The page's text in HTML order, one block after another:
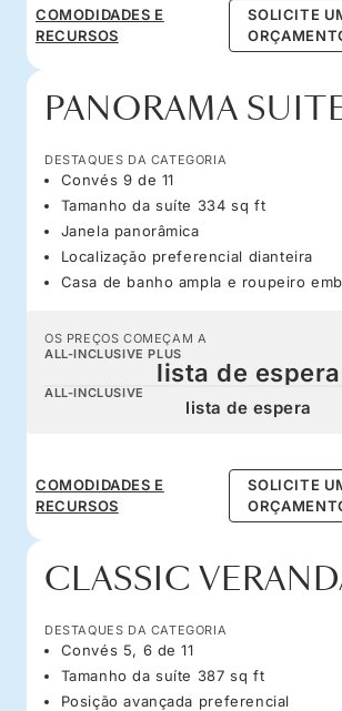
COMODIDADES E
RECURSOS
SOLICITE
PANORAMA
DESTAQUES DA CATEGORIA
Convés 9 de 11
Tamanho da suíte 334 sq ft
Janela panorâmica
Localização preferencial dianteira
Casa de banho ampla e roupeiro
OS PREÇOS COMEÇAM A
ALL-INCLUSIVE PLUS
lista de espera
ALL-INCLUSIVE
lista de espera
COMODIDADES E
RECURSOS
SOLICITE
CLASSIC
DESTAQUES DA CATEGORIA
Convés 5, 6 de 11
Tamanho da suíte 387 sq ft
Posição avançada preferencial